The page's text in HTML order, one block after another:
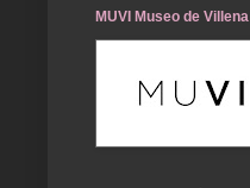
MUVI Museo de Villena